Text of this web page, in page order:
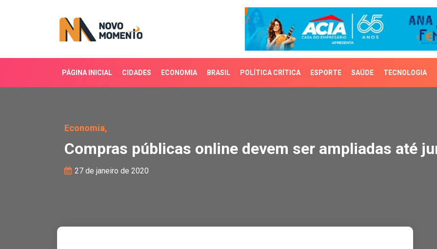
PÁGINA INICIAL CIDADES ECONOMIA BRASIL POLÍTICA CRÍTICA ESPORTE SAÚDE TECNOLOGIA
Economia,
Compras públicas online devem ser ampliadas até
27 de janeiro de 2020